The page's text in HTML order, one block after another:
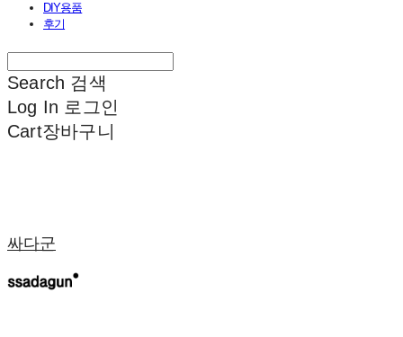
DIY용품
후기
Search 검색
Log In 로그인
Cart장바구니
싸다군